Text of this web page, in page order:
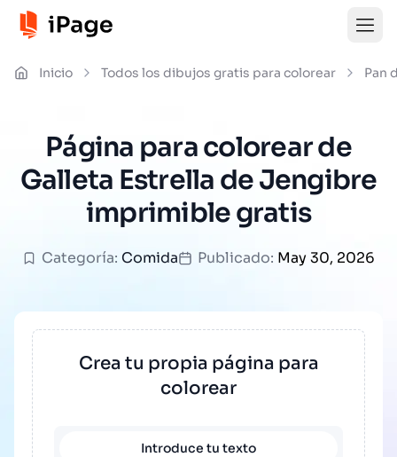
Inicio Todos los dibujos gratis para colorear Pan
Página para colorear de
Galleta Estrella de Jengibre
imprimible gratis
Categoría: Comida Publicado: May 30, 2026
Crea tu propia página para
colorear
Introduce tu texto